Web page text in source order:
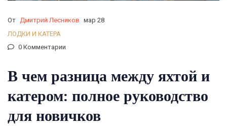
От Дмитрий Лесников мар 28
ЛОДКИ И КАТЕРА
0 Комментарии
В чем разница между яхтой и
катером: полное руководство
для новичков